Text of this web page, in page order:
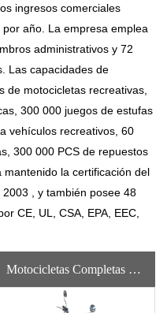
ingresos comerciales
año. La empresa emplea
administrativos y 72
Las capacidades de
de motocicletas recreativas,
300 000 juegos de estufas
vehículos recreativos, 60
300 000 PCS de repuestos
la certificación del
, y también posee 48
CE, UL, CSA, EPA, EEC,
Motocicletas Completas Únicas Para Adultos Con Motor De Gasolina De Calidad Garantizada CJL